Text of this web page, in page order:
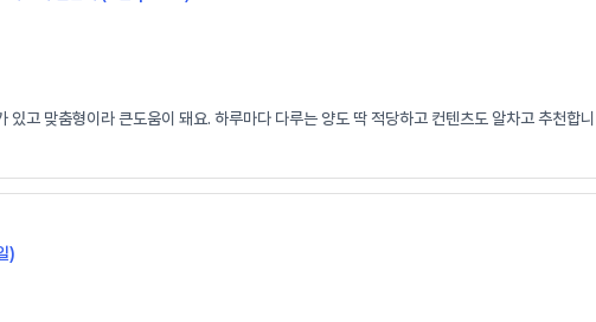
있고 맞춤형이라 큰도움이 돼요. 하루마다 다루는 양도 딱 적당하고 컨텐츠도 알차고 추천합
)